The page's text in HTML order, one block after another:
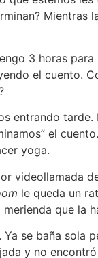
Mientras
3 horas
el cuento.
entrando
el
yoga.
videollamada
le queda un
que la
Ya se baña sola
y no